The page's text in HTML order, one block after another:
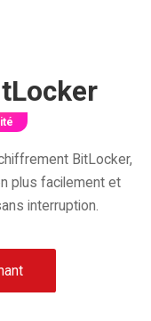
BitLocker,
plus facilement et
interruption.